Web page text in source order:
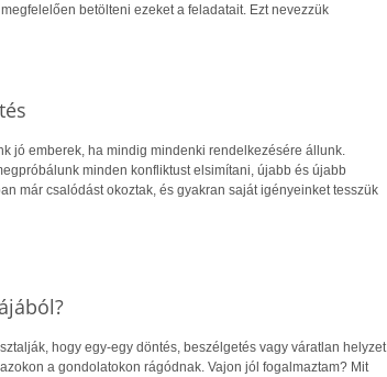
betölteni ezeket a feladatait. Ezt nevezzük
jó emberek, ha mindig mindenki rendelkezésére állunk.
minden konfliktust elsimítani, újabb és újabb
már csalódást okoztak, és gyakran saját igényeinket tesszük
hogy egy-egy döntés, beszélgetés vagy váratlan helyzet
a gondolatokon rágódnak. Vajon jól fogalmaztam? Mit